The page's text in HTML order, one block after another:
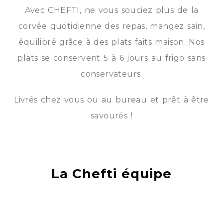
Avec CHEFTI, ne vous souciez plus de la
corvée quotidienne des repas, mangez sain,
équilibré grâce à des plats faits maison. Nos
plats se conservent 5 à 6 jours au frigo sans
conservateurs.
Livrés chez vous ou au bureau et prêt à être
savourés !
La Chefti équipe